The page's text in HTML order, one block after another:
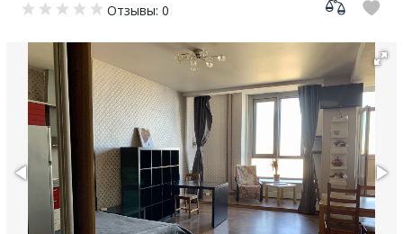
объявление
Сравнение
Отзывы: 0